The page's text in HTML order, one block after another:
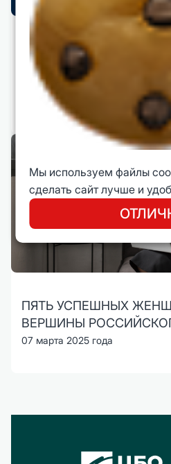
Цифровое мышление и
интеллект: как
нашу жизнь
17 марта 2025 года
ПЯТЬ УСПЕШНЫХ
ВЕРШИНЫ
07 марта 2025 года
Мы используем файлы
сделать сайт лучше и